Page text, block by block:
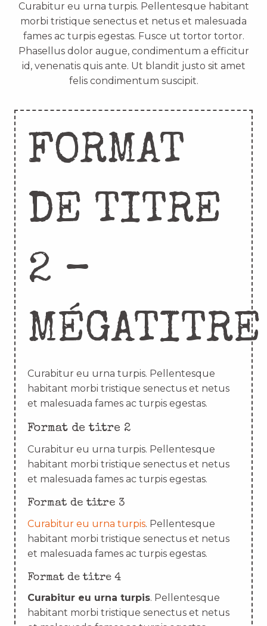
Curabitur eu urna turpis. Pellentesque habitant
morbi tristique senectus et netus et malesuada
fames ac turpis egestas. Fusce ut tortor tortor.
Phasellus dolor augue, condimentum a efficitur
id, venenatis quis ante. Ut blandit justo sit amet
felis condimentum suscipit.
FORMAT
DE TITRE
2 –
MÉGATITRE
Curabitur eu urna turpis. Pellentesque
habitant morbi tristique senectus et netus
et malesuada fames ac turpis egestas.
Format de titre 2
Curabitur eu urna turpis. Pellentesque
habitant morbi tristique senectus et netus
et malesuada fames ac turpis egestas.
Format de titre 3
Curabitur eu urna turpis. Pellentesque
habitant morbi tristique senectus et netus
et malesuada fames ac turpis egestas.
Format de titre 4
Curabitur eu urna turpis. Pellentesque
habitant morbi tristique senectus et netus